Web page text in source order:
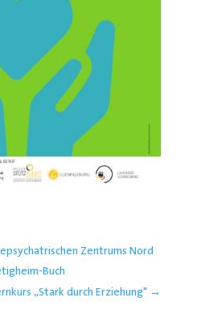
Zentrums Nord
Buch
„Stark durch Erziehung" →